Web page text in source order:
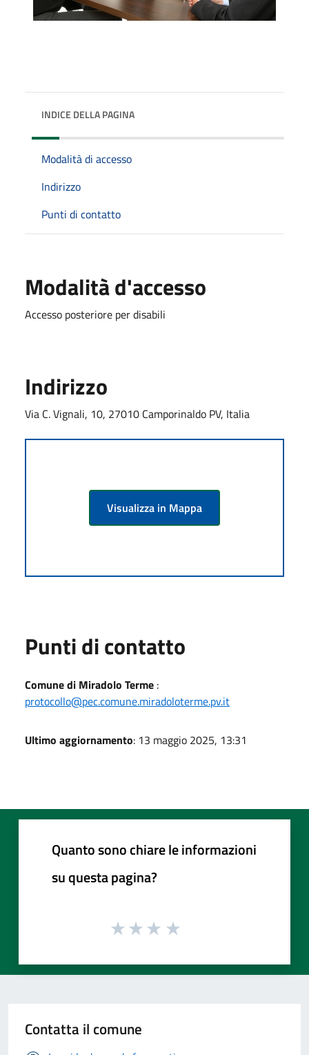
INDICE DELLA PAGINA
Modalità di accesso
Indirizzo
Punti di contatto
Modalità d'accesso
Accesso posteriore per disabili
Indirizzo
Via C. Vignali, 10, 27010 Camporinaldo PV, Italia
Visualizza in Mappa
Punti di contatto
Comune di Miradolo Terme :
protocollo@pec.comune.miradoloterme.pv.it
Ultimo aggiornamento: 13 maggio 2025, 13:31
Quanto sono chiare le informazioni
su questa pagina?
Contatta il comune